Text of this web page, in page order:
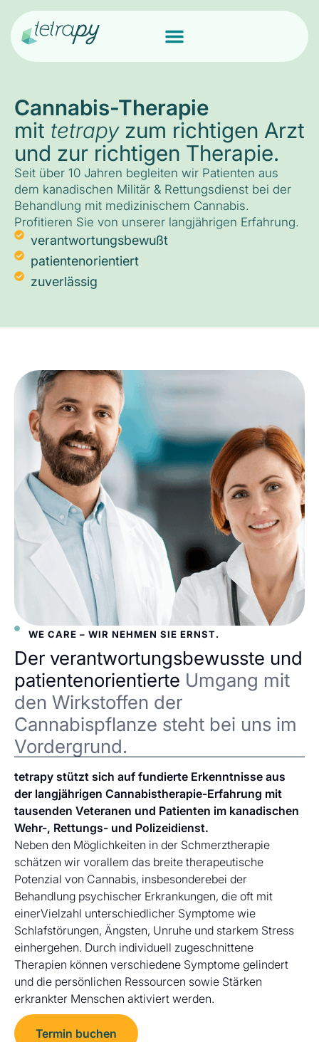
Cannabis-Therapie
mit tetrapyzum richtigen Arzt
und zur richtigen Therapie.
Seit über 10 Jahren begleiten wir Patienten aus
dem kanadischen Militär & Rettungsdienst bei der
Behandlung mit medizinischem Cannabis.
Profitieren Sie von unserer langjährigen Erfahrung.
verantwortungsbewußt
patientenorientiert
zuverlässig
WE CARE – WIR NEHMEN SIE ERNST.
Der verantwortungsbewusste und
patientenorientierte Umgang mit
den Wirkstoffen der
Cannabispflanze steht bei uns im
Vordergrund.
tetrapy stützt sich auf fundierte Erkenntnisse aus
der langjährigen Cannabistherapie-Erfahrung mit
tausenden Veteranen und Patienten im kanadischen
Wehr-, Rettungs- und Polizeidienst.
Neben den Möglichkeiten in der Schmerztherapie
schätzen wir vorallem das breite therapeutische
Potenzial von Cannabis, insbesonderebei der
Behandlung psychischer Erkrankungen, die oft mit
einerVielzahl unterschiedlicher Symptome wie
Schlafstörungen, Ängsten, Unruhe und starkem Stress
einhergehen. Durch individuell zugeschnittene
Therapien können verschiedene Symptome gelindert
und die persönlichen Ressourcen sowie Stärken
erkrankter Menschen aktiviert werden.
Termin buchen